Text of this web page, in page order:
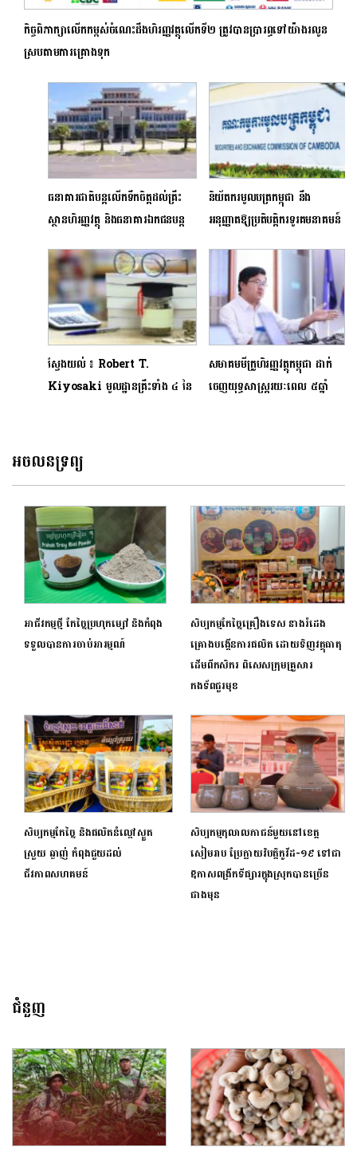
កិច្ចពិភាក្សាលើកកម្ពស់ចំណេះដឹងហិរញ្ញវត្ថុលើកទី២ ត្រូវបានប្រារព្ធទៅយ៉ាងរលូន
ស្របតាមការគ្រោងទុក
ធនាគារជាតិបន្តលើកទឹកចិត្តដល់គ្រឹះ
ស្ថានហិរញ្ញវត្ថុ និងធនាគារឯកជនបន្ត
មានវិបត្តិ
និយ័តករ​មូល​បត្រកម្ពុជា​ នឹង
អនុញ្ញាតឱ្យ​​ប្រតិបត្តិករ​ទូរគមនាគមន៍​
ស្វែងយល់ ៖ Robert T.
Kiyosaki មូលដ្ឋានគ្រឹះទាំង ៤ នៃ
សមាគមមីក្រូហិរញ្ញវត្ថុកម្ពុជា ដាក់
ចេញយុទ្ធសាស្ត្ររយៈពេល ៥ឆ្នាំ
អចលនទ្រព្យ
អាជីវកម្មថ្មី កែច្នៃប្រហុកម្សៅ និងកំពុង
ទទួលបានការចាប់អារម្មណ៍
សិប្បកម្មកែច្នៃគ្រឿងទេស នាងរំដេង
គ្រោងបង្កើនការផលិត ដោយទិញវត្ថុធាតុ
ដើមពីកសិករ ពិសេសក្រុមគ្រួសារ
កងទ័ពជួរមុខ
សិប្បកម្មកែច្នៃ និងផលិតនំល្ពៅស្ងួត
ស្រួយ ឆ្ងាញ់ កំពុងជួយដល់
ជីវភាពសហគមន៍
សិប្បកម្ម​កុលាលភាជន៍មួយ​នៅខេត្ត
សៀមរាប ប្រែក្លាយវិបត្តិកូវីដ-១៩ ទៅជា
ឱកាសពង្រីកទីផ្សារ​ក្នុងស្រុកបានច្រើន​
ជាងមុន​
ជំនួញ